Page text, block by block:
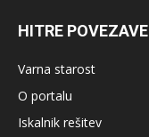
HITRE POVEZAVE
Varna starost
O portalu
Iskalnik rešitev